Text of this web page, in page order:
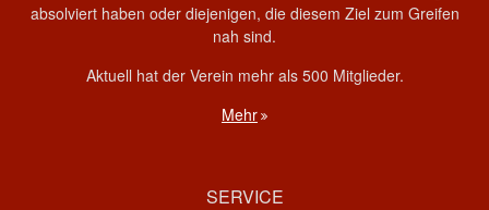
absolviert haben oder diejenigen, die diesem Ziel zum Greifen
nah sind.
Aktuell hat der Verein mehr als 500 Mitglieder.
Mehr
SERVICE